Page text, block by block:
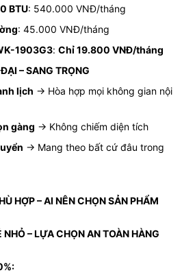
BTU: 540.000 VNĐ/tháng
: 45.000 VNĐ/tháng
1903G3:Chỉ 19.800 VNĐ/tháng
– SANG TRỌNG
lịch → Hòa hợp mọi không gian nội
gàng → Không chiếm diện tích
→ Mang theo bất cứ đâu trong
HỢP – AI NÊN CHỌN SẢN PHẨM
– LỰA CHỌN AN TOÀN HÀNG